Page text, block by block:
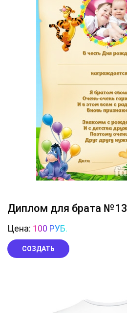
Диплом для брата №13
Цена: 100 РУБ.
СОЗДАТЬ